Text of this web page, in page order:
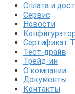
Оплата и
Сервис
Новости
Конфигуратор
Сертификат
Тест-драйв
Трейд-ин
О компании
Документы
Контакты